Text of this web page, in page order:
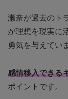
瀬奈が過去のト
が理想を現実に
勇気を与えてい
感情移入できる
ポイントです。